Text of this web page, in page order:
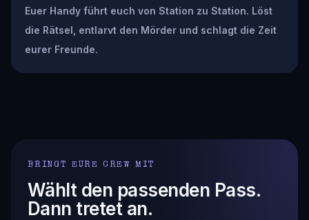
Euer Handy führt euch von Station zu Station. Löst
die Rätsel, entlarvt den Mörder und schlagt die Zeit
eurer Freunde.
BRINGT EURE CREW MIT
Wählt den passenden Pass.
Dann tretet an.